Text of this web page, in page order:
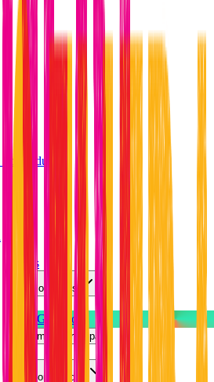
produto
Preços
Português
Entrar
Teste Gratuito
Abrir menu principal
Funcionalidades